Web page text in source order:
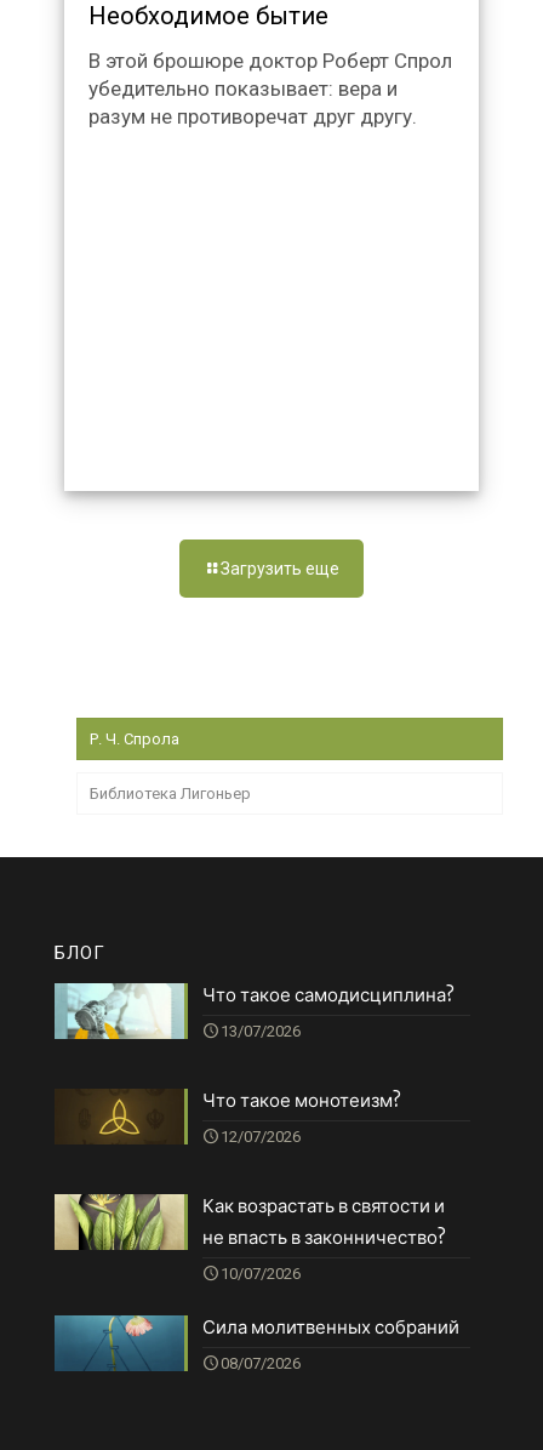
Необходимое бытие
В этой брошюре доктор Роберт Спрол
убедительно показывает: вера и
разум не противоречат друг другу.
Загрузить еще
Р. Ч. Спрола
Библиотека Лигоньер
БЛОГ
Что такое самодисциплина?
13/07/2026
Что такое монотеизм?
12/07/2026
Как возрастать в святости и
не впасть в законничество?
10/07/2026
Сила молитвенных собраний
08/07/2026